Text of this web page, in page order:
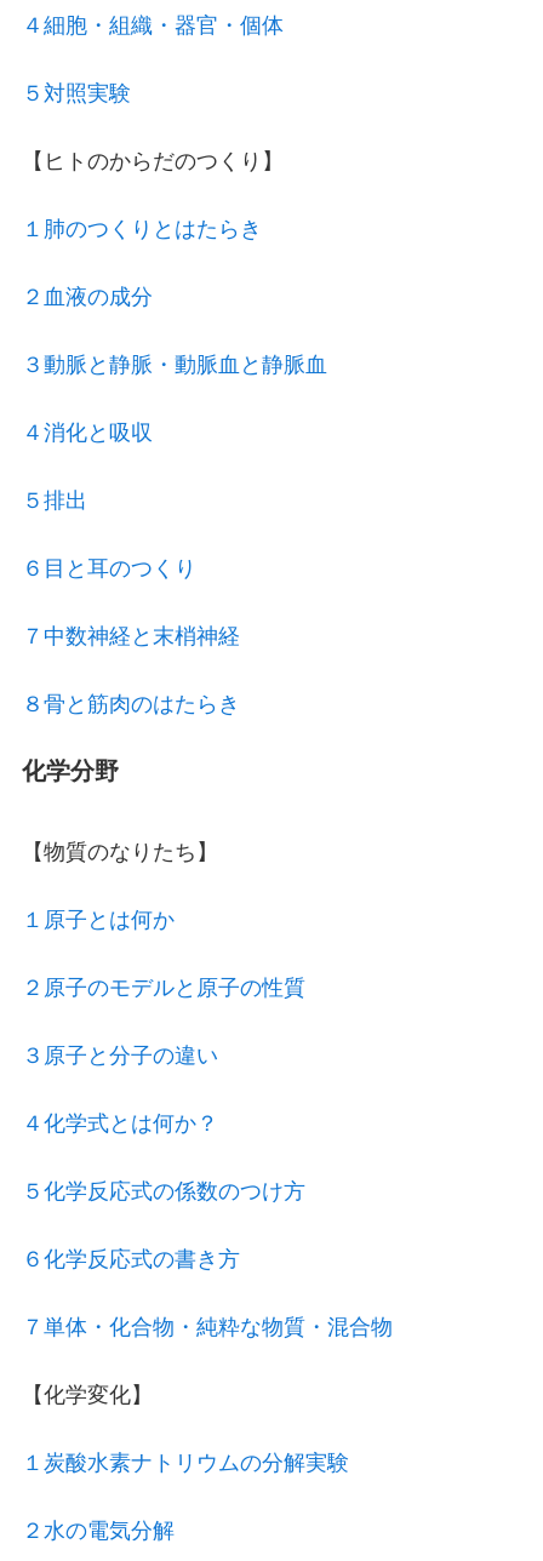
４細胞・組織・器官・個体
５対照実験
【ヒトのからだのつくり】
１肺のつくりとはたらき
２血液の成分
３動脈と静脈・動脈血と静脈血
４消化と吸収
５排出
６目と耳のつくり
７中数神経と末梢神経
８骨と筋肉のはたらき
化学分野
【物質のなりたち】
１原子とは何か
２原子のモデルと原子の性質
３原子と分子の違い
４化学式とは何か？
５化学反応式の係数のつけ方
６化学反応式の書き方
７単体・化合物・純粋な物質・混合物
【化学変化】
１炭酸水素ナトリウムの分解実験
２水の電気分解